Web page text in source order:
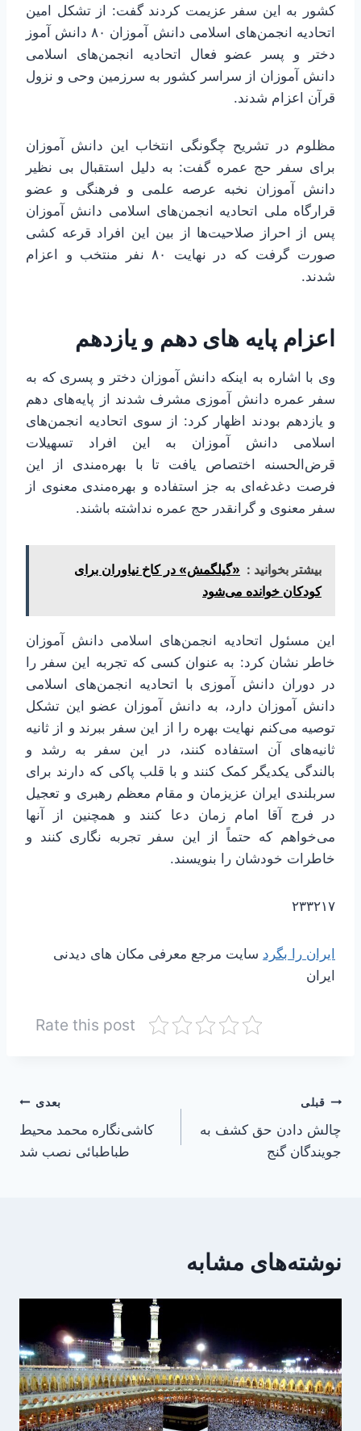
کشور به این سفر عزیمت کردند گفت: از تشکل امین
اتحادیه انجمن‌های اسلامی دانش آموزان ۸۰ دانش آموز
دختر و پسر عضو فعال اتحادیه انجمن‌های اسلامی
دانش آموزان از سراسر کشور به سرزمین وحی و نزول
قرآن اعزام شدند.
مظلوم در تشریح چگونگی انتخاب این دانش آموزان
برای سفر حج عمره گفت: به دلیل استقبال بی نظیر
دانش آموزان نخبه عرصه علمی و فرهنگی و عضو
قرارگاه ملی اتحادیه انجمن‌های اسلامی دانش آموزان
پس از احراز صلاحیت‌ها از بین این افراد قرعه کشی
صورت گرفت که در نهایت ۸۰ نفر منتخب و اعزام
شدند.
اعزام پایه های دهم و یازدهم
وی با اشاره به اینکه دانش آموزان دختر و پسری که به
سفر عمره دانش آموزی مشرف شدند از پایه‌های دهم
و یازدهم بودند اظهار کرد: از سوی اتحادیه انجمن‌های
اسلامی دانش آموزان به این افراد تسهیلات
قرض‌الحسنه اختصاص یافت تا با بهره‌مندی از این
فرصت دغدغه‌ای به جز استفاده و بهره‌مندی معنوی از
سفر معنوی و گرانقدر حج عمره نداشته باشند.
بیشتر بخوانید : «گیلگمش» در کاخ نیاوران برای
کودکان خوانده می‌شود
این مسئول اتحادیه انجمن‌های اسلامی دانش آموزان
خاطر نشان کرد: به عنوان کسی که تجربه این سفر را
در دوران دانش آموزی با اتحادیه انجمن‌های اسلامی
دانش آموزان دارد، به دانش آموزان عضو این تشکل
توصیه می‌کنم نهایت بهره را از این سفر ببرند و از ثانیه
ثانیه‌های آن استفاده کنند، در این سفر به رشد و
بالندگی یکدیگر کمک کنند و با قلب پاکی که دارند برای
سربلندی ایران عزیزمان و مقام معظم رهبری و تعجیل
در فرج آقا امام زمان دعا کنند و همچنین از آنها
می‌خواهم که حتماً از این سفر تجربه نگاری کنند و
خاطرات خودشان را بنویسند.
۲۳۳۲۱۷
ایران را بگرد سایت مرجع معرفی مکان های دیدنی
ایران
Rate this post
راهبری
نوشته
قبلی
چالش دادن حق‌ کشف به
جویندگان گنج
بعدی
کاشی‌نگاره محمد محیط
طباطبائی نصب شد
نوشته‌های مشابه